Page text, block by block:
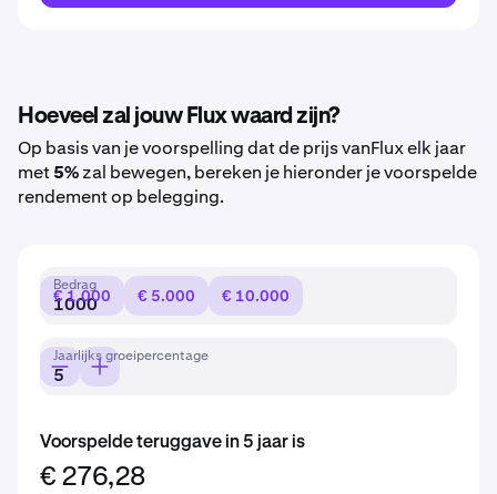
Hoeveel zal jouw Flux waard zijn?
Op basis van je voorspelling dat de prijs vanFlux elk jaar
met5%zal bewegen, bereken je hieronder je voorspelde
rendement op belegging.
Bedrag
€ 1.000 € 5.000 € 10.000
Jaarlijks groeipercentage
Voorspelde teruggave in 5 jaar is
€ 276,28